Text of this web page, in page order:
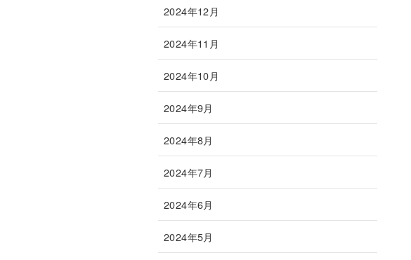
2024年12月
2024年11月
2024年10月
2024年9月
2024年8月
2024年7月
2024年6月
2024年5月